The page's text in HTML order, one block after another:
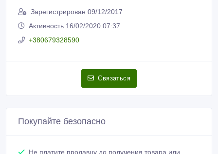
Зарегистрирован 09/12/2017
Активность 16/02/2020 07:37
+380679328590
Связаться
Покупайте безопасно
Не платите продавцу до получения товара или